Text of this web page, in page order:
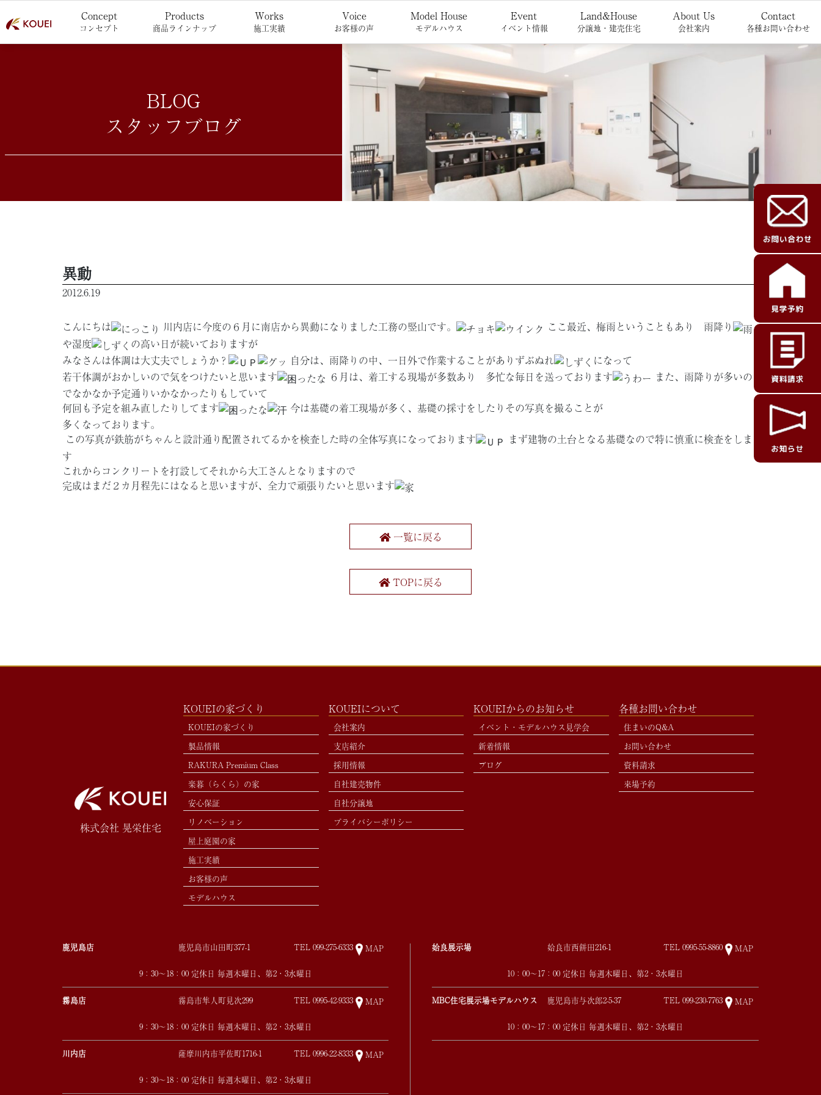
Concept
コンセプト
Products
商品ラインナップ
Works
施工実績
Voice
お客様の声
Model House
モデルハウス
Event
イベント情報
Land&House
分譲地・建売住宅
About Us
会社案内
Contact
各種お問い合わせ
BLOG
スタッフブログ
異動
2012.6.19
こんにちは 川内店に今度の６月に南店から異動になりました工務の竪山です。
ここ最近、梅雨ということもあり 雨降り
や湿度
の高い日が続いておりますが
みなさんは体調は大丈夫でしょうか？
自分は、雨降りの中、一日外で作業することがありずぶぬれ
になって
若干体調がおかしいので気をつけたいと思います
６月は、着工する現場が多数あり 多忙な毎日を送っております
また、雨降りが多いの
でなかなか予定通りいかなかったりもしていて
何回も予定を組み直したりしてます
今は基礎の着工現場が多く、基礎の採寸をしたりその写真を撮ることが
多くなっております。
この写真が鉄筋がちゃんと設計通り配置されてるかを検査した時の全体写真になっております
まず建物の土台となる基礎なので特に慎重に検査をしま
す
これからコンクリートを打設してそれから大工さんとなりますので
完成はまだ２カ月程先にはなると思いますが、全力で頑張りたいと思います
一覧に戻る
TOPに戻る
株式会社 晃栄住宅
KOUEIの家づくり
KOUEIの家づくり
製品情報
RAKURA Premium Class
楽暮（らくら）の家
安心保証
リノベーション
屋上庭園の家
施工実績
お客様の声
モデルハウス
KOUEIについて
会社案内
支店紹介
採用情報
自社建売物件
自社分譲地
プライバシーポリシー
KOUEIからのお知らせ
イベント・モデルハウス見学会
新着情報
ブログ
各種お問い合わせ
住まいのQ&A
お問い合わせ
資料請求
来場予約
鹿児島店 鹿児島市山田町377-1 TEL 099-275-6333 MAP
9：30～18：00 定休日 毎週木曜日、第2・3水曜日
霧島店 霧島市隼人町見次299 TEL 0995-42-9333 MAP
9：30～18：00 定休日 毎週木曜日、第2・3水曜日
川内店 薩摩川内市平佐町1716-1 TEL 0996-22-8333 MAP
9：30～18：00 定休日 毎週木曜日、第2・3水曜日
姶良展示場 姶良市西餅田216-1 TEL0995-55-8860 MAP
10：00～17：00 定休日 毎週木曜日、第2・3水曜日
MBC住宅展示場モデルハウス 鹿児島市与次郎2-5-37 TEL099-230-7763 MAP
10：00～17：00 定休日 毎週木曜日、第2・3水曜日